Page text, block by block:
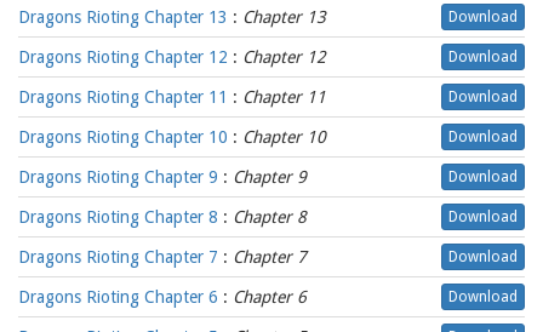
Dragons Rioting Chapter 13 : Chapter 13 Download
Dragons Rioting Chapter 12 : Chapter 12 Download
Dragons Rioting Chapter 11 : Chapter 11 Download
Dragons Rioting Chapter 10 : Chapter 10 Download
Dragons Rioting Chapter 9 : Chapter 9 Download
Dragons Rioting Chapter 8 : Chapter 8 Download
Dragons Rioting Chapter 7 : Chapter 7 Download
Dragons Rioting Chapter 6 : Chapter 6 Download